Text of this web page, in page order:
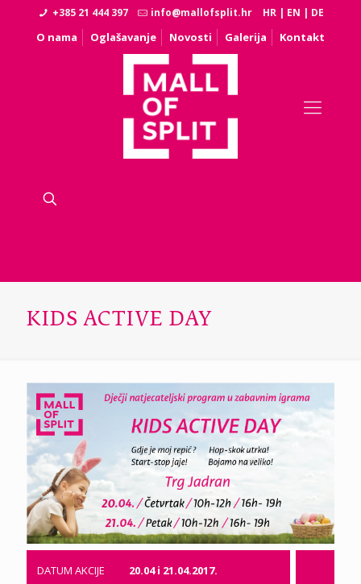
+385 21 444 397 info@mallofsplit.hr HR | EN | DE
O nama Oglašavanje Novosti Galerija Kontakt
KIDS ACTIVE DAY
DATUM AKCIJE 20.04 i 21.04.2017.